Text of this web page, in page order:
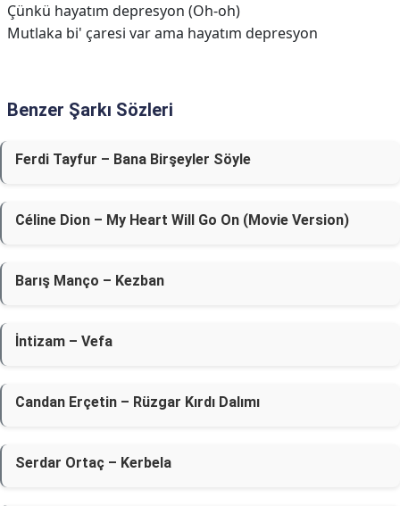
Çünkü hayatım depresyon (Oh-oh)
Mutlaka bi' çaresi var ama hayatım depresyon
Benzer Şarkı Sözleri
Ferdi Tayfur – Bana Birşeyler Söyle
Céline Dion – My Heart Will Go On (Movie Version)
Barış Manço – Kezban
İntizam – Vefa
Candan Erçetin – Rüzgar Kırdı Dalımı
Serdar Ortaç – Kerbela